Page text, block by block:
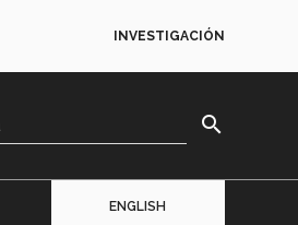
INVESTIGACIÓN
search
ENGLISH